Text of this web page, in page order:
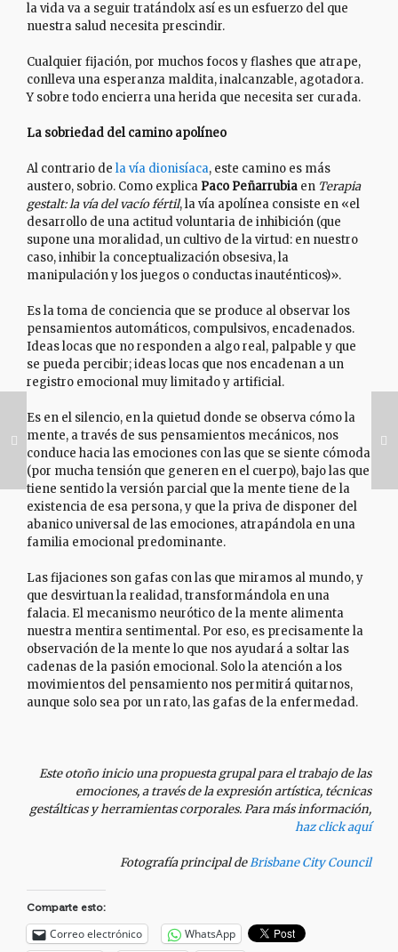
la vida va a seguir tratándolx así es un esfuerzo del que
nuestra salud necesita prescindir.
Cualquier fijación, por muchos focos y flashes que atrape,
conlleva una esperanza maldita, inalcanzable, agotadora.
Y sobre todo encierra una herida que necesita ser curada.
La sobriedad del camino apolíneo
Al contrario de la vía dionisíaca, este camino es más
austero, sobrio. Como explica Paco Peñarrubia en Terapia
gestalt: la vía del vacío fértil, la vía apolínea consiste en «el
desarrollo de una actitud voluntaria de inhibición (que
supone una moralidad, un cultivo de la virtud: en nuestro
caso, inhibir la conceptualización obsesiva, la
manipulación y los juegos o conductas inauténticos)».
Es la toma de conciencia que se produce al observar los
pensamientos automáticos, compulsivos, encadenados.
Ideas locas que no responden a algo real, palpable y que
se pueda percibir; ideas locas que nos encadenan a un
registro emocional muy limitado y artificial.
Es en el silencio, en la quietud donde se observa cómo la
mente, a través de sus pensamientos mecánicos, nos
conduce hacia las emociones con las que se siente cómoda
(por mucha tensión que generen en el cuerpo), bajo las que
tiene sentido la versión parcial que la mente tiene de la
existencia de esa persona, y que la priva de disponer del
abanico universal de las emociones, atrapándola en una
familia emocional predominante.
Las fijaciones son gafas con las que miramos al mundo, y
que desvirtuan la realidad, transformándola en una
falacia. El mecanismo neurótico de la mente alimenta
nuestra mentira sentimental. Por eso, es precisamente la
observación de la mente lo que nos ayudará a soltar las
cadenas de la pasión emocional. Solo la atención a los
movimientos del pensamiento nos permitirá quitarnos,
aunque solo sea por un rato, las gafas de la enfermedad.
Este otoño inicio una propuesta grupal para el trabajo de las
emociones, a través de la expresión artística, técnicas
gestálticas y herramientas corporales. Para más información,
haz click aquí
Fotografía principal deBrisbane City Council
Comparte esto:
Correo electrónico
WhatsApp